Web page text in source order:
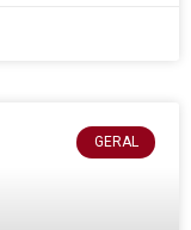
GERAL